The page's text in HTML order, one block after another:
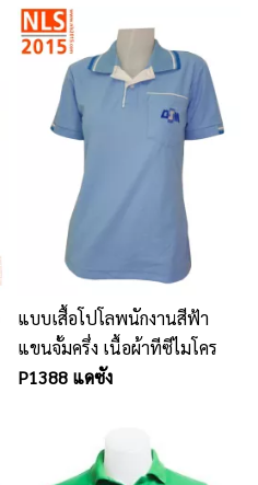
แบบเสื้อโปโลพนักงานสีฟ้า
แขนจั้มครึ่ง เนื้อผ้าทีซีไมโคร
P1388 แดซัง